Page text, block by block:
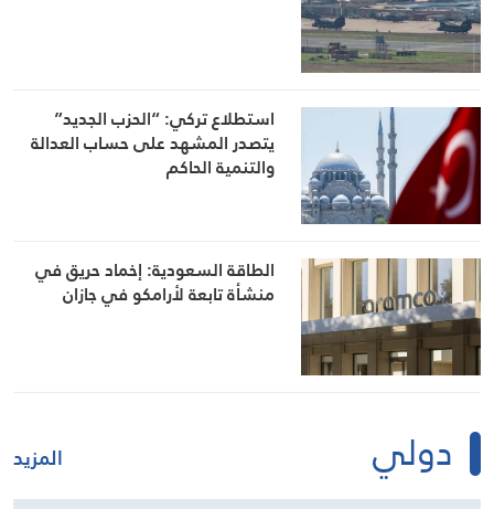
استطلاع تركي: “الحزب الجديد”
يتصدر المشهد على حساب العدالة
والتنمية الحاكم
الطاقة السعودية: إخماد حريق في
منشأة تابعة لأرامكو في جازان
دولي المزيد